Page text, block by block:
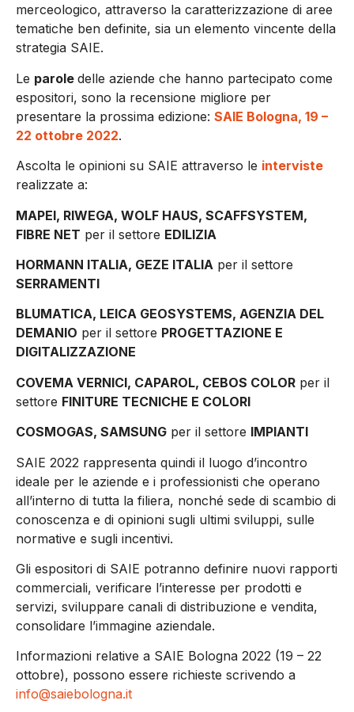
merceologico, attraverso la caratterizzazione di aree
tematiche ben definite, sia un elemento vincente della
strategia SAIE.
Le parole delle aziende che hanno partecipato come
espositori, sono la recensione migliore per
presentare la prossima edizione: SAIE Bologna, 19 –
22 ottobre 2022.
Ascolta le opinioni su SAIE attraverso le interviste
realizzate a:
MAPEI, RIWEGA, WOLF HAUS, SCAFFSYSTEM,
FIBRE NET per il settore EDILIZIA
HORMANN ITALIA, GEZE ITALIA per il settore
SERRAMENTI
BLUMATICA, LEICA GEOSYSTEMS, AGENZIA DEL
DEMANIO per il settore PROGETTAZIONE E
DIGITALIZZAZIONE
COVEMA VERNICI, CAPAROL, CEBOS COLOR per il
settore FINITURE TECNICHE E COLORI
COSMOGAS, SAMSUNG per il settore IMPIANTI
SAIE 2022 rappresenta quindi il luogo d’incontro
ideale per le aziende e i professionisti che operano
all’interno di tutta la filiera, nonché sede di scambio di
conoscenza e di opinioni sugli ultimi sviluppi, sulle
normative e sugli incentivi.
Gli espositori di SAIE potranno definire nuovi rapporti
commerciali, verificare l’interesse per prodotti e
servizi, sviluppare canali di distribuzione e vendita,
consolidare l’immagine aziendale.
Informazioni relative a SAIE Bologna 2022 (19 – 22
ottobre), possono essere richieste scrivendo a
info@saiebologna.it